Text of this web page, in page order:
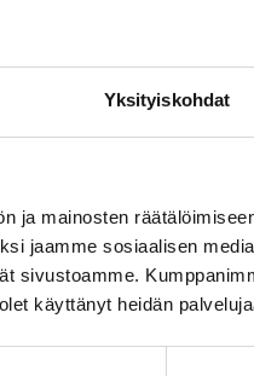
Yksityiskohdat
ja mainosten
jaamme sosiaalisen
sivustoamme.
käyttänyt heidän
Liittyvät